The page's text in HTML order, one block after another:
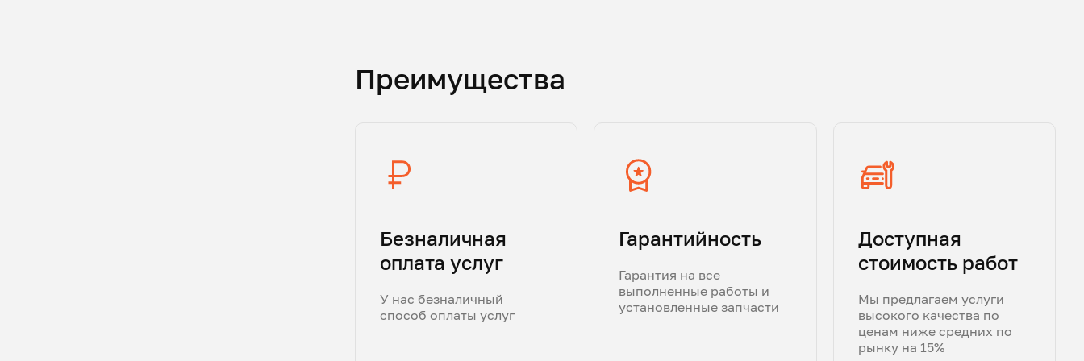
Преимущества
Безналичная
оплата услуг
У нас безналичный
способ оплаты услуг
Гарантийность
Гарантия на все
выполненные работы и
установленные запчасти
Доступная
стоимость работ
Мы предлагаем услуги
высокого качества по
ценам ниже средних по
рынку на 15%